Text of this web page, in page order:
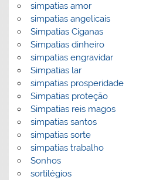
simpatias amor
simpatias angelicais
Simpatias Ciganas
Simpatias dinheiro
simpatias engravidar
Simpatias lar
simpatias prosperidade
Simpatias proteção
Simpatias reis magos
simpatias santos
simpatias sorte
simpatias trabalho
Sonhos
sortilégios